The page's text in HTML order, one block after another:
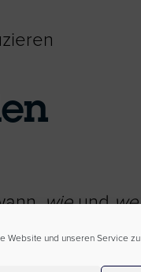
Website und unseren Service
wieund